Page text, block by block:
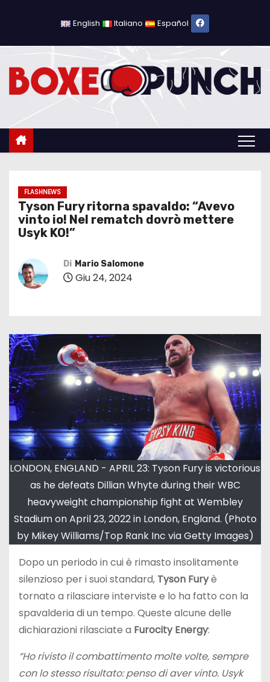
c
English Italiano Español
FLASHNEWS
Tyson Fury ritorna spavaldo: “Avevo
vinto io! Nel rematch dovrò mettere
Usyk KO!”
Di Mario Salomone
Giu 24, 2024
LONDON, ENGLAND - APRIL 23: Tyson Fury is victorious
as he defeats Dillian Whyte during their WBC
heavyweight championship fight at Wembley
Stadium on April 23, 2022 in London, England. (Photo
by Mikey Williams/Top Rank Inc via Getty Images)
Dopo un periodo in cui è rimasto insolitamente
silenzioso per i suoi standard, Tyson Furyè
tornato a rilasciare interviste e lo ha fatto con la
spavalderia di un tempo. Queste alcune delle
dichiarazioni rilasciate a Furocity Energy:
“Ho rivisto il combattimento molte volte, sempre
con lo stesso risultato: penso di aver vinto. Usyk